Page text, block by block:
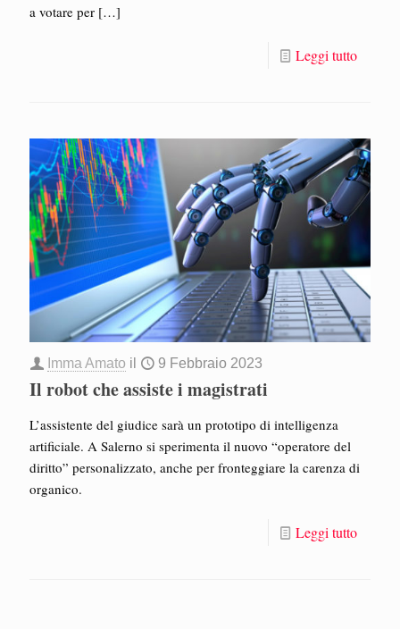
a votare per […]
Leggi tutto
Imma Amato il 9 Febbraio 2023
Il robot che assiste i magistrati
L’assistente del giudice sarà un prototipo di intelligenza
artificiale. A Salerno si sperimenta il nuovo “operatore del
diritto” personalizzato, anche per fronteggiare la carenza di
organico.
Leggi tutto